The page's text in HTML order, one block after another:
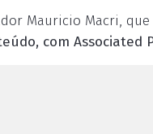
Mauricio Macri,
com Associated